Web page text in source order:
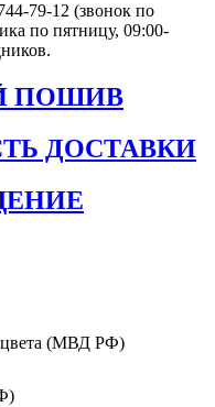
79-12 (звонок по
по пятницу, 09:00-
ПОШИВ
ДОСТАВКИ
цвета (МВД РФ)